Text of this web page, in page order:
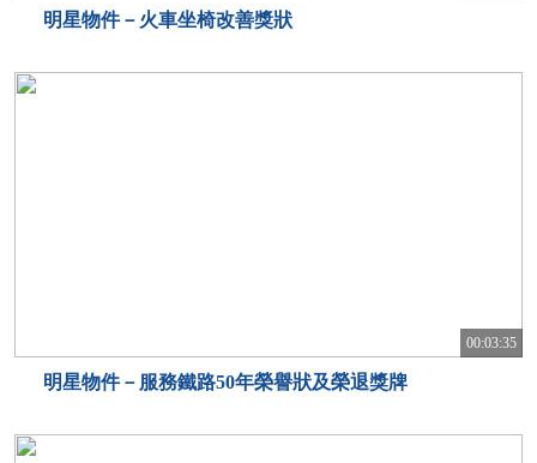
明星物件－火車坐椅改善獎狀
00:03:35
明星物件－服務鐵路50年榮譽狀及榮退獎牌